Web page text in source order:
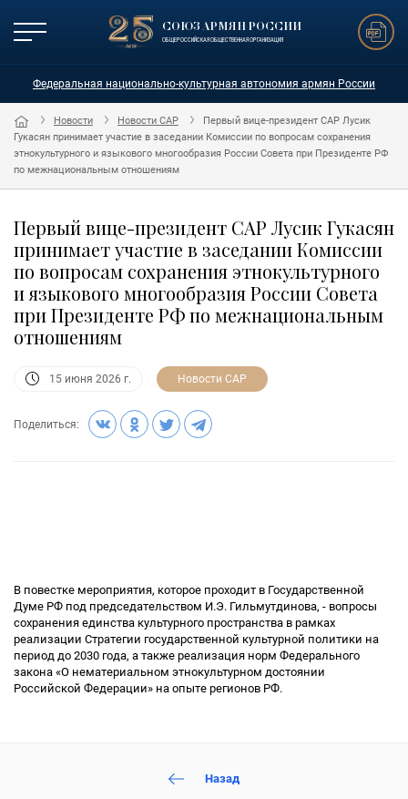
СОЮЗ АРМЯН РОССИИ
ОБЩЕРОССИЙСКАЯ ОБЩЕСТВЕННАЯ ОРГАНИЗАЦИЯ
Федеральная национально-культурная автономия армян России
Новости Новости САР
Первый вице-президент САР Лусик
Гукасян принимает участие в заседании Комиссии по вопросам сохранения
этнокультурного и языкового многообразия России Совета при Президенте РФ
по межнациональным отношениям
Первый вице-президент САР Лусик Гукасян
принимает участие в заседании Комиссии
по вопросам сохранения этнокультурного
и языкового многообразия России Совета
при Президенте РФ по межнациональным
отношениям
15 июня 2026 г. Новости САР
Поделиться:
В повестке мероприятия, которое проходит в Государственной
Думе РФ под председательством И.Э. Гильмутдинова, - вопросы
сохранения единства культурного пространства в рамках
реализации Стратегии государственной культурной политики на
период до 2030 года, а также реализация норм Федерального
закона «О нематериальном этнокультурном достоянии
Российской Федерации» на опыте регионов РФ.
Назад